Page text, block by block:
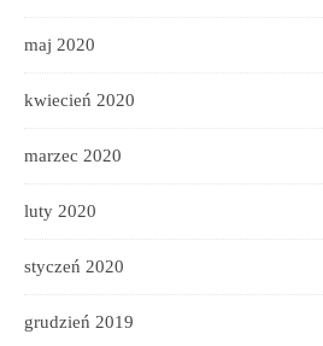
maj 2020
kwiecień 2020
marzec 2020
luty 2020
styczeń 2020
grudzień 2019